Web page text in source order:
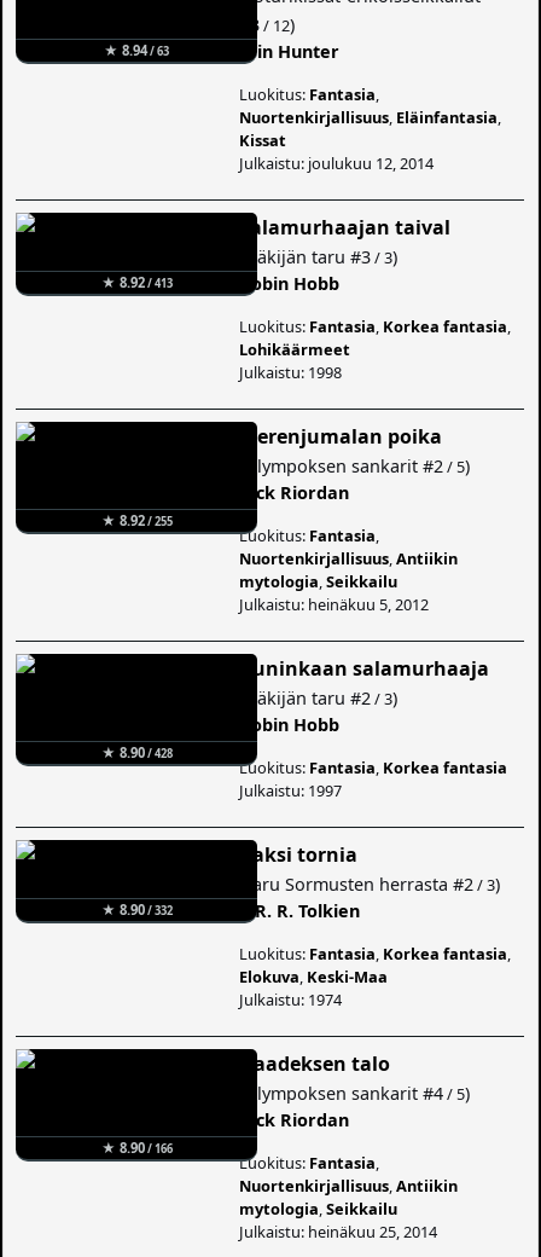
★ 8.94/ 63
#3/ 12)
Erin Hunter
Luokitus: Fantasia
Nuortenkirjallisuus Eläinfantasia
Kissat
Julkaistu: joulukuu 12, 2014
★ 8.92/ 413
Salamurhaajan taival
Näkijän taru #3/ 3)
Robin Hobb
Luokitus: Fantasia Korkea fantasia
Lohikäärmeet
Julkaistu: 1998
★ 8.92/ 255
Merenjumalan poika
Olympoksen sankarit #2 / 5)
Rick Riordan
Luokitus: Fantasia
Nuortenkirjallisuus ,Antiikin
mytologia ,Seikkailu
Julkaistu: heinäkuu 5, 2012
★ 8.90/ 428
Kuninkaan salamurhaaja
Näkijän taru #2 / 3)
Robin Hobb
Luokitus: Fantasia Korkea fantasia
Julkaistu: 1997
★ 8.90/ 332
Kaksi tornia
Taru Sormusten herrasta #2 / 3)
J. R. R. Tolkien
Luokitus: Fantasia Korkea fantasia
Elokuva Keski-Maa
Julkaistu: 1974
★ 8.90/ 166
Haadeksen talo
Olympoksen sankarit #4/ 5)
Rick Riordan
Luokitus: Fantasia
Nuortenkirjallisuus ,Antiikin
mytologia ,Seikkailu
Julkaistu: heinäkuu 25, 2014